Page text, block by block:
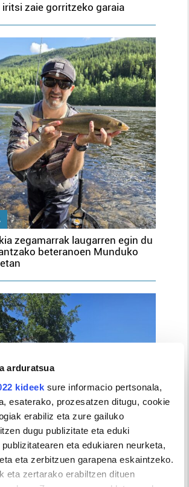
arduratsua
kideek sure informacio pertsonala,
esaterako, prozesatzen ditugu, cookie
erabiliz eta zure gailuko
dugu publizitate eta eduki
eta edukiaren neurketa,
eta zerbitzuen garapena eskaintzeko.
eta zertarako erabiltzen dituen
iritsi zaie gorritzeko garaia
zegamarrak laugarren egin du
beteranoen Munduko